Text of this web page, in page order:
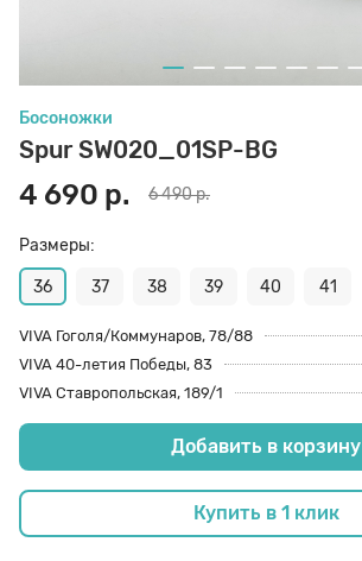
Босоножки
Spur SW020_01SP-BG
4 690 р. 6 490 р.
Размеры:
36 37 38 39 40 41
VIVA Гоголя/Коммунаров, 78/88
VIVA 40-летия Победы, 83
VIVA Ставропольская, 189/1
Добавить в корзину
Купить в 1 клик
8 den
Полустельки
Пропитка
Пяткоудерживатели
Растяжитель и Очиститель
Салфетки